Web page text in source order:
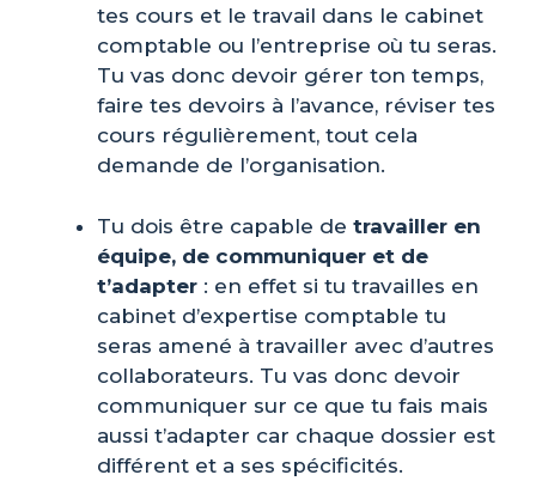
tes cours et le travail dans le cabinet
comptable ou l’entreprise où tu seras.
Tu vas donc devoir gérer ton temps,
faire tes devoirs à l’avance, réviser tes
cours régulièrement, tout cela
demande de l’organisation.
Tu dois être capable de travailler en
équipe, de communiquer et de
t’adapter : en effet si tu travailles en
cabinet d’expertise comptable tu
seras amené à travailler avec d’autres
collaborateurs. Tu vas donc devoir
communiquer sur ce que tu fais mais
aussi t’adapter car chaque dossier est
différent et a ses spécificités.